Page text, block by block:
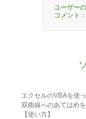
ユーザー
コメント：
エクセルのVBAを使
双曲線へのあてはめ
【使い方】